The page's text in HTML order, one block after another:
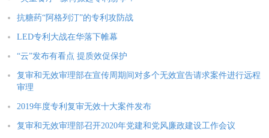
抗糖药“阿格列汀”的专利攻防战
LED专利大战在华落下帷幕
“云”发布有看点 提质效促保护
复审和无效审理部在宣传周期间对多个无效宣告请求案件进行远程
审理
2019年度专利复审无效十大案件发布
复审和无效审理部召开2020年党建和党风廉政建设工作会议